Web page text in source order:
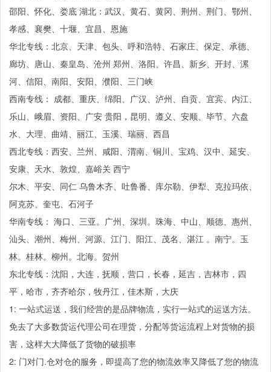
邵阳、怀化、娄底 湖北：武汉、黄石、黄冈、荆州、荆门、鄂州、
孝感、襄樊、十堰、宜昌、恩施
华北专线：北京、天津、包头、呼和浩特、石家庄、保定、承德、
廊坊、唐山、秦皇岛、沧州 郑州、洛阳、许昌、新乡、开封、漯
河、信阳、南阳、安阳、濮阳、三门峡
西南专线： 成都、重庆、绵阳、广汉、泸州、自贡、宜宾、内江、
乐山、峨眉、资阳、广安 贵阳，昆明、遵义、安顺、毕节、六盘
水、大理、曲靖、丽江、玉溪、瑞丽、西昌
西北专线：西安、兰州、咸阳、渭南、铜川、宝鸡、汉中、延安、
安康、天水、敦煌、嘉峪关 西宁
尔木、平安、同仁 乌鲁木齐、吐鲁番、库尔勒、伊犁、克拉玛依、
阿克苏、奎屯、石河子
华南专线： 海口、三亚。广州、深圳。珠海、中山、顺德、惠州、
汕头、潮州、梅州、河源、江门、阳江、茂名、湛江 。南宁。玉
林。桂林。柳州。北海。贺州
东北专线：沈阳，大连，抚顺，营口，长春，延吉，吉林市，四
平，哈市，齐齐哈尔，牧丹江，佳木斯，大庆
1: 一站式运送，我们经营的是品牌物流，实行一站式的运送方法。
免去了大多数货运代理公司在理货，分配等货运流程上对货物的损
害，这样大大降低了货物的破损率
2: 门对门.仓对仓的服务，即提高了您的物流效率又降低了您的物流